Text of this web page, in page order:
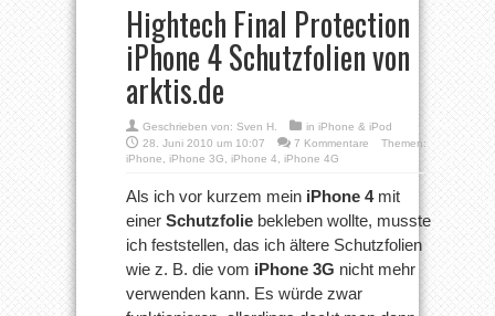
Hightech Final Protection
iPhone 4 Schutzfolien von
arktis.de
Geschrieben von: Sven H. in iPhone & iPod
28. Juni 2010 um 10:07
7 Kommentare
Themen:
iPhone
iPhone 3G iPhone 4 iPhone 4G
Als ich vor kurzem mein iPhone 4mit
einer Schutzfolie bekleben wollte, musste
ich feststellen, das ich ältere Schutzfolien
wie z. B. die vom iPhone 3G nicht mehr
verwenden kann. Es würde zwar